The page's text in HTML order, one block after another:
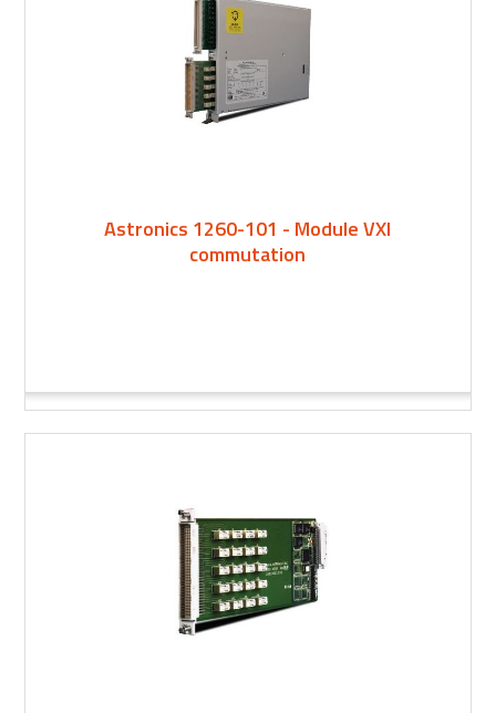
Astronics 1260-101 - Module VXI
commutation